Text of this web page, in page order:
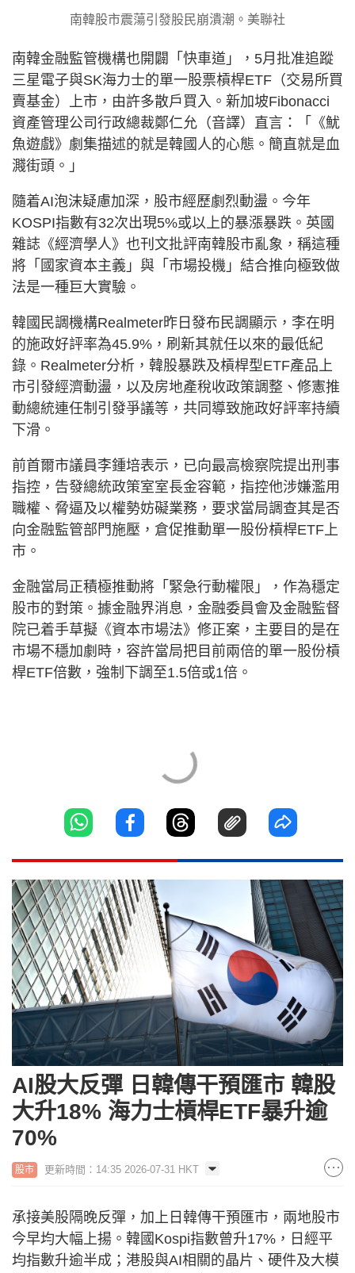
南韓股市震蕩引發股民崩潰潮。美聯社
南韓金融監管機構也開闢「快車道」，5月批准追蹤
三星電子與SK海力士的單一股票槓桿ETF（交易所買
賣基金）上市，由許多散戶買入。新加坡Fibonacci
資產管理公司行政總裁鄭仁允（音譯）直言：「《魷
魚遊戲》劇集描述的就是韓國人的心態。簡直就是血
濺街頭。」
隨着AI泡沫疑慮加深，股市經歷劇烈動盪。今年
KOSPI指數有32次出現5%或以上的暴漲暴跌。英國
雜誌《經濟學人》也刊文批評南韓股市亂象，稱這種
將「國家資本主義」與「市場投機」結合推向極致做
法是一種巨大實驗。
韓國民調機構Realmeter昨日發布民調顯示，李在明
的施政好評率為45.9%，刷新其就任以來的最低紀
錄。Realmeter分析，韓股暴跌及槓桿型ETF產品上
市引發經濟動盪，以及房地產稅收政策調整、修憲推
動總統連任制引發爭議等，共同導致施政好評率持續
下滑。
前首爾市議員李鍾培表示，已向最高檢察院提出刑事
指控，告發總統政策室室長金容範，指控他涉嫌濫用
職權、脅逼及以權勢妨礙業務，要求當局調查其是否
向金融監管部門施壓，倉促推動單一股份槓桿ETF上
市。
金融當局正積極推動將「緊急行動權限」，作為穩定
股市的對策。據金融界消息，金融委員會及金融監督
院已着手草擬《資本市場法》修正案，主要目的是在
市場不穩加劇時，容許當局把目前兩倍的單一股份槓
桿ETF倍數，強制下調至1.5倍或1倍。
AI股大反彈 日韓傳干預匯市 韓股
大升18% 海力士槓桿ETF暴升逾
70%
股市 更新時間：14:35 2026-07-31 HKT
承接美股隔晚反彈，加上日韓傳干預匯市，兩地股市
今早均大幅上揚。韓國Kospi指數曾升17%，日經平
均指數升逾半成；港股與AI相關的晶片、硬件及大模